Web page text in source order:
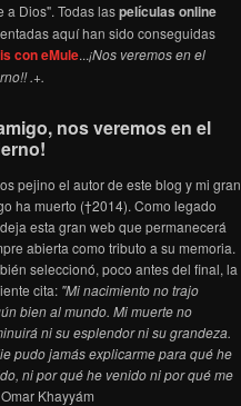
a Dios". Todas laspelículas online
aquí han sido conseguidas
con eMule...¡Nos veremos en el
.+.
nos veremos en el
pejino el autor de este blog y mi gran
ha muerto (†2014). Como legado
esta gran web que permanecerá
abierta como tributo a su memoria.
seleccionó, poco antes del final, la
cita: "Mi nacimiento no trajo
bien al mundo. Mi muerte no
ni su esplendor ni su grandeza.
pudo jamás explicarme para qué he
ni por qué he venido ni por qué me
Khayyám